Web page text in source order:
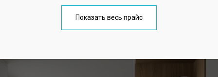
Показать весь прайс